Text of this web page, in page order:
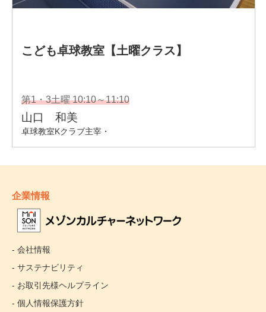
企業情報
- 会社情報
- サステナビリティ
- お取引先様ヘルプライン
- 個人情報保護方針